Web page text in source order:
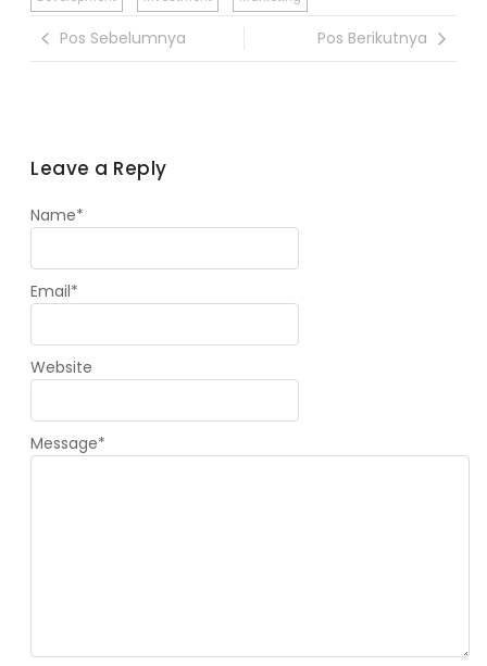
Pos Sebelumnya Pos Berikutnya
Leave a Reply
Message*
Name*
Email*
Website